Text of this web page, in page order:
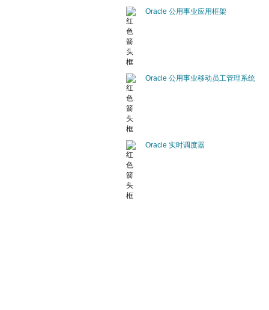
Oracle 公用事业应用框架
Oracle 公用事业移动员工管理系统
Oracle 实时调度器